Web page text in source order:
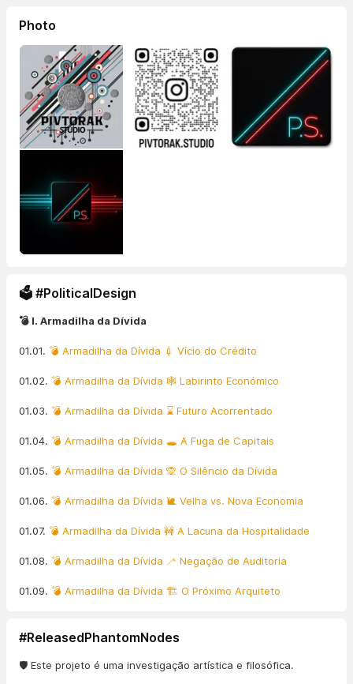
Photo
🗳️ #PoliticalDesign
💣 I. Armadilha da Dívida
01.01. 💣 Armadilha da Dívida 💉 Vício do Crédito
01.02. 💣 Armadilha da Dívida 🕸️ Labirinto Económico
01.03. 💣 Armadilha da Dívida ⌛ Futuro Acorrentado
01.04. 💣 Armadilha da Dívida 🕳️ A Fuga de Capitais
01.05. 💣 Armadilha da Dívida 🙊 O Silêncio da Dívida
01.06. 💣 Armadilha da Dívida 🐌 Velha vs. Nova Economia
01.07. 💣 Armadilha da Dívida 🚧 A Lacuna da Hospitalidade
01.08. 💣 Armadilha da Dívida 🦯 Negação de Auditoria
01.09. 💣 Armadilha da Dívida 🏗️ O Próximo Arquiteto
#ReleasedPhantomNodes
🛡️ Este projeto é uma investigação artística e filosófica.